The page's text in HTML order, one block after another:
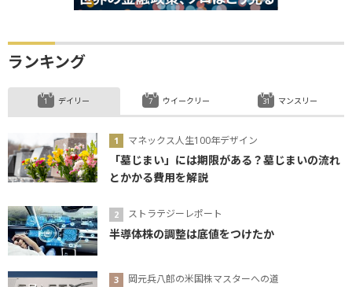
ランキング
デイリー
マネックス人生100年デザイン
「墓じまい」には期限がある？墓じまいの流れ
とかかる費用を解説
ストラテジーレポート
半導体株の調整は底値をつけたか
岡元兵八郎の米国株マスターへの道
ウイークリー マンスリー